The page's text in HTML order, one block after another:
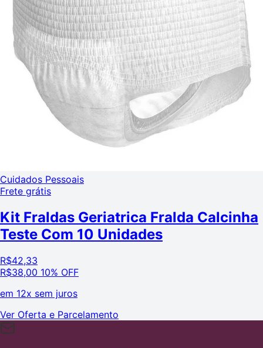
Cuidados Pessoais
Frete grátis
Kit Fraldas Geriatrica Fralda Calcinha
Teste Com 10 Unidades
R$42,33
R$38,00 10% OFF
em 12x sem juros
Ver Oferta e Parcelamento